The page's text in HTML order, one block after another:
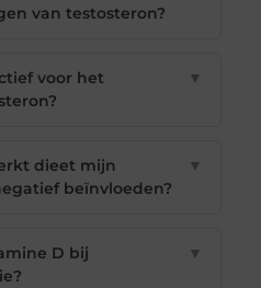
van testosteron?
voor het
▼
dieet mijn
beïnvloeden?
▼
D bij
▼